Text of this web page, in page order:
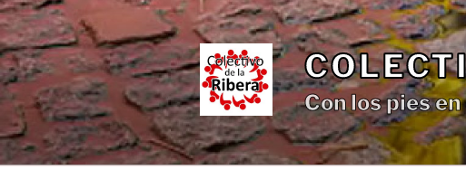
Saltar
al
contenido
Con los pies